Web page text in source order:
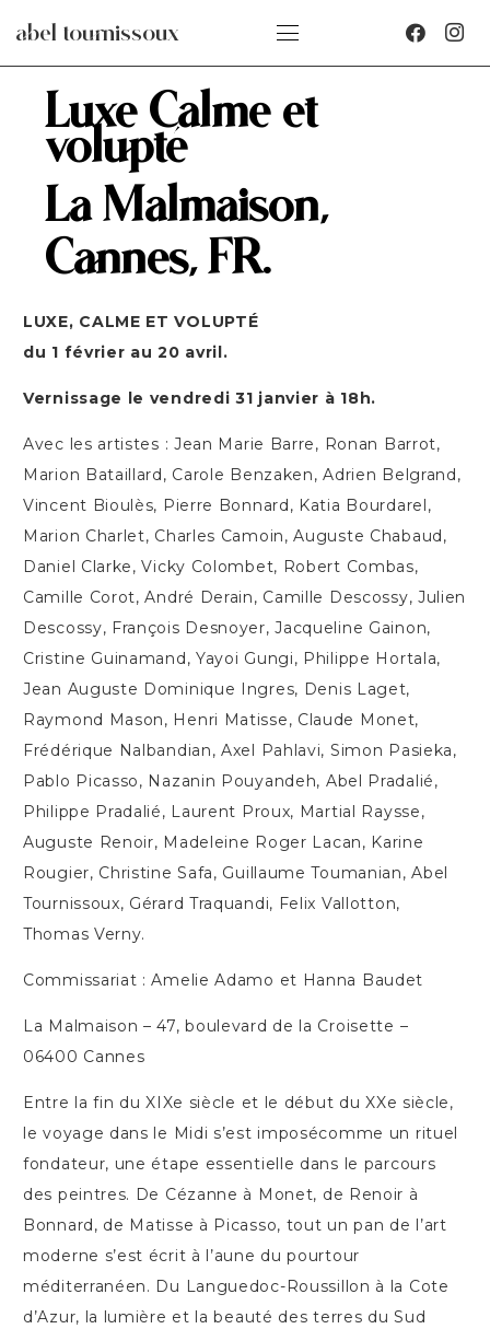
abel tournissoux
Luxe Calme et
volupté
La Malmaison,
Cannes, FR.
LUXE, CALME ET VOLUPTÉ
du 1 février au 20 avril.
Vernissage le vendredi 31 janvier à 18h.
Avec les artistes : Jean Marie Barre, Ronan Barrot,
Marion Bataillard, Carole Benzaken, Adrien Belgrand,
Vincent Bioulès, Pierre Bonnard, Katia Bourdarel,
Marion Charlet, Charles Camoin, Auguste Chabaud,
Daniel Clarke, Vicky Colombet, Robert Combas,
Camille Corot, André Derain, Camille Descossy, Julien
Descossy, François Desnoyer, Jacqueline Gainon,
Cristine Guinamand, Yayoi Gungi, Philippe Hortala,
Jean Auguste Dominique Ingres, Denis Laget,
Raymond Mason, Henri Matisse, Claude Monet,
Frédérique Nalbandian, Axel Pahlavi, Simon Pasieka,
Pablo Picasso, Nazanin Pouyandeh, Abel Pradalié,
Philippe Pradalié, Laurent Proux, Martial Raysse,
Auguste Renoir, Madeleine Roger Lacan, Karine
Rougier, Christine Safa, Guillaume Toumanian, Abel
Tournissoux, Gérard Traquandi, Felix Vallotton,
Thomas Verny.
Commissariat : Amelie Adamo et Hanna Baudet
La Malmaison – 47, boulevard de la Croisette –
06400 Cannes
Entre la fin du XIXe siècle et le début du XXe siècle,
le voyage dans le Midi s’est imposécomme un rituel
fondateur, une étape essentielle dans le parcours
des peintres. De Cézanne à Monet, de Renoir à
Bonnard, de Matisse à Picasso, tout un pan de l’art
moderne s’est écrit à l’aune du pourtour
méditerranéen. Du Languedoc-Roussillon à la Cote
d’Azur, la lumière et la beauté des terres du Sud